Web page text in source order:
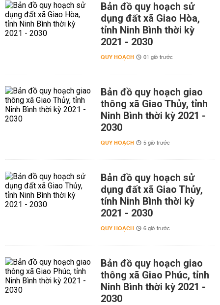
Bản đồ quy hoạch sử
dụng đất xã Giao Hòa,
tỉnh Ninh Bình thời kỳ
2021 - 2030
QUY HOẠCH 01 giờ trước
Bản đồ quy hoạch giao
thông xã Giao Thủy, tỉnh
Ninh Bình thời kỳ 2021 -
2030
QUY HOẠCH 5 giờ trước
Bản đồ quy hoạch sử
dụng đất xã Giao Thủy,
tỉnh Ninh Bình thời kỳ
2021 - 2030
QUY HOẠCH 6 giờ trước
Bản đồ quy hoạch giao
thông xã Giao Phúc, tỉnh
Ninh Bình thời kỳ 2021 -
2030